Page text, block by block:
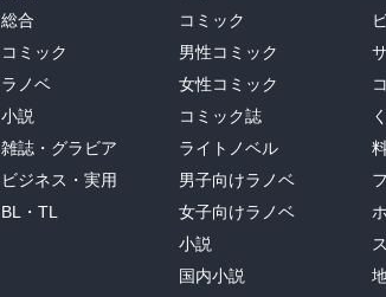
総合
コミック
ラノベ
小説
雑誌・グラビア
ビジネス・実用
BL・TL
コミック
男性コミック
女性コミック
コミック誌
ライトノベル
男子向けラノベ
女子向けラノベ
小説
国内小説